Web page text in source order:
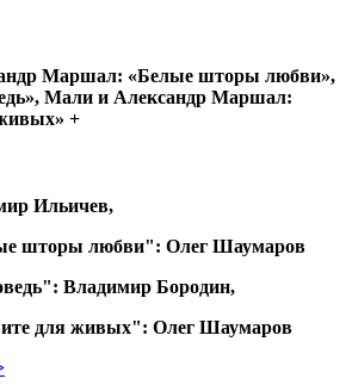
Маршал: «Белые шторы любви»,
Мали и Александр Маршал:
+
Ильичев,
шторы любви": Олег Шаумаров
Владимир Бородин,
для живых": Олег Шаумаров